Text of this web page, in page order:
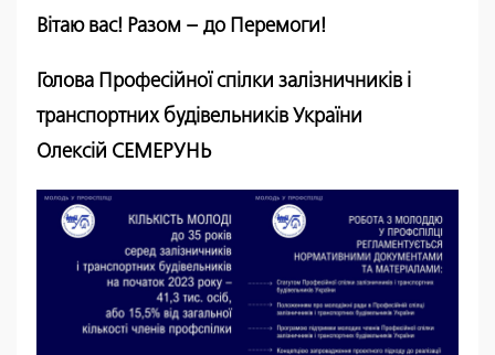
Вітаю вас! Разом – до Перемоги!
Голова Професійної спілки залізничників і
транспортних будівельників України
Олексій СЕМЕРУНЬ